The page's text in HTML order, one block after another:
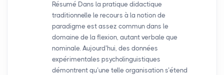
Résumé Dans la pratique didactique
traditionnelle le recours à la notion de
paradigme est assez commun dans le
domaine de la flexion, autant verbale que
nominale. Aujourd’hui, des données
expérimentales psycholinguistiques
démontrent qu’une telle organisation s’étend